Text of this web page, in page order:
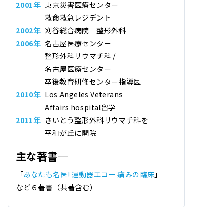
2001年 東京災害医療センター
救命救急レジデント
2002年 刈谷総合病院 整形外科
2006年 名古屋医療センター
整形外科リウマチ科 /
名古屋医療センター
卒後教育研修センター指導医
2010年 Los Angeles Veterans
Affairs hospital留学
2011年 さいとう整形外科リウマチ科を
平和が丘に開院
主な著書
「あなたも名医! 運動器エコー 痛みの臨床 」
など６著書（共著含む）